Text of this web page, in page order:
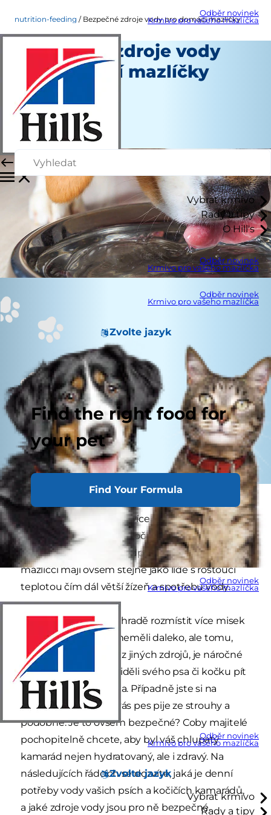
Odběr novinek
Krmivo pro vašeho mazlíčka
Vybrat krmivo
Rady a tipy
O Hill's
Odběr novinek
Krmivo pro vašeho mazlíčka
Odběr novinek
Krmivo pro vašeho mazlíčka
Zvolte jazyk
Find the right food for
your pet
Find Your Formula
Odběr novinek
Krmivo pro vašeho mazlíčka
Odběr novinek
Krmivo pro vašeho mazlíčka
Zvolte jazyk
Vybrat krmivo
Rady a tipy
nutrition-feeding Bezpečné zdroje vody pro domácí mazlíčky
Bezpečné zdroje vody
pro domácí mazlíčky
Výživa a krmení
Angela Tague
|
Všichni se těšíme, až přijde teplejší počasí.
Budeme si moci užívat více venkovních
dobrodružství se psy a kočkám se budou snáze
hledat slunná místa k odpočinku. Domácí
mazlíčci mají ovšem stejně jako lidé s rostoucí
teplotou čím dál větší žízeň a spotřebu vody.
Můžete doma a na zahradě rozmístit více misek
s vodou, aby ji nikdy neměli daleko, ale tomu,
aby naši mazlíčci pili i z jiných zdrojů, je náročné
zamezit. Možná jste viděli svého psa či kočku pít
z kaluží nebo z rybníka. Případně jste si na
procházce všimli, že vás pes pije ze strouhy a
podobně. Je to ovšem bezpečné? Coby majitelé
pochopitelně chcete, aby byl váš chlupatý
kamarád nejen hydratovaný, ale i zdravý. Na
následujících řádcích se dozvíte, jaká je denní
potřeby vody vašich psích a kočičích kamarádů,
a jaké zdroje vody jsou pro ně bezpečné.